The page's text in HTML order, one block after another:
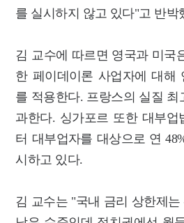
를 실시하지 않고 있다"고 반박
김 교수에 따르면 영국과 미국
한 페이데이론 사업자에 대해
를 적용한다. 프랑스의 실질 최
과한다. 싱가포르 또한 대부업
터 대부업자를 대상으로 연
시하고 있다.
김 교수는 "국내 금리 상한제